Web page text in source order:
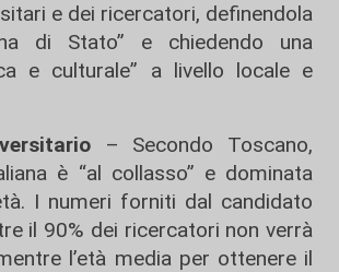
e dei ricercatori, definendola
di Stato” e chiedendo una
e culturale” a livello locale e
– Secondo Toscano,
è “al collasso” e dominata
I numeri forniti dal candidato
il 90% dei ricercatori non verrà
l’età media per ottenere il